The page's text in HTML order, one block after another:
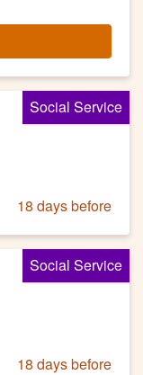
Social Service
18 days before
Social Service
18 days before